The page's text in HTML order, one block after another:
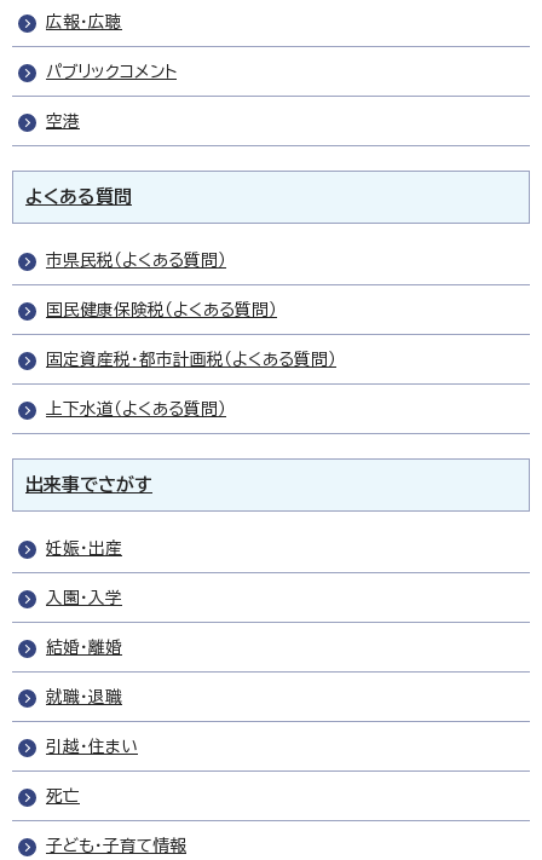
広報・広聴
パブリックコメント
空港
よくある質問
市県民税（よくある質問）
国民健康保険税（よくある質問）
固定資産税・都市計画税（よくある質問）
上下水道（よくある質問）
出来事でさがす
妊娠・出産
入園・入学
結婚・離婚
就職・退職
引越・住まい
死亡
子ども・子育て情報